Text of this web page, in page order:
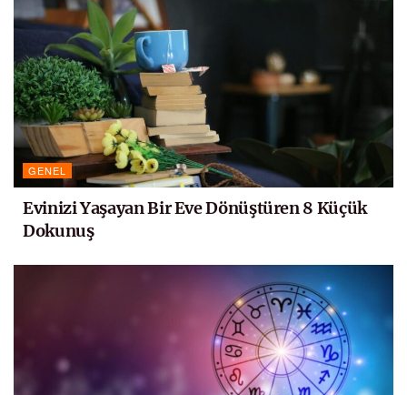
GENEL
Evinizi Yaşayan Bir Eve Dönüştüren 8 Küçük
Dokunuş